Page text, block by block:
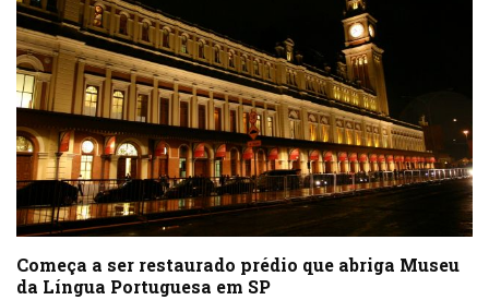
Começa a ser restaurado prédio que abriga Museu
da Língua Portuguesa em SP